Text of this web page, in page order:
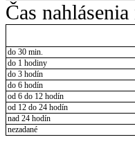
Čas
do 30 min.
do 1 hodiny
do 3 hodín
do 6 hodín
od 6 do 12 hodín
od 12 do 24 hodín
nad 24 hodín
nezadané